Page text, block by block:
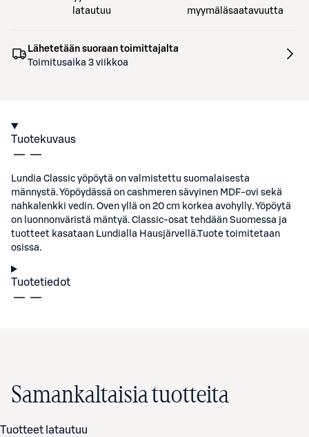
latautuu
myymäläsaatavuutta
Lähetetään suoraan toimittajalta
Toimitusaika 3 viikkoa
Tuotekuvaus
Lundia Classic yöpöytä on valmistettu suomalaisesta
männystä. Yöpöydässä on cashmeren sävyinen MDF-ovi sekä
nahkalenkki vedin. Oven yllä on 20 cm korkea avohylly. Yöpöytä
on luonnonväristä mäntyä. Classic-osat tehdään Suomessa ja
tuotteet kasataan Lundialla Hausjärvellä.Tuote toimitetaan
osissa.
Tuotetiedot
Samankaltaisia tuotteita
Tuotteet latautuu